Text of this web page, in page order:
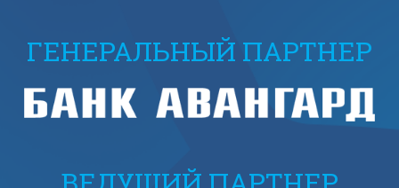
ГЕНЕРАЛЬНЫЙ ПАРТНЕР